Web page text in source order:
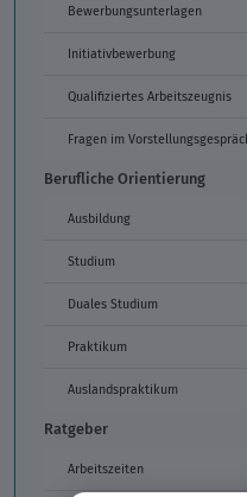
Bewerbungsunterlagen
Initiativbewerbung
Qualifiziertes Arbeitszeugnis
Fragen im
Berufliche Orientierung
Ausbildung
Studium
Duales Studium
Praktikum
Auslandspraktikum
Ratgeber
Arbeitszeiten